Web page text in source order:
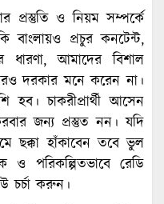
প্রস্তুতি ও নিয়ম সম্পর্কে
প্রচুর কনটেন্ট,
আমাদের বিশাল
দরকার মনে করেন না।
চাকরীপ্রার্থী আসেন
জন্য প্রস্তুত নন। যদি
ছক্কা হাঁকাবেন তবে ভুল
ও পরিকল্পিতভাবে রেডি
চর্চা করুন।